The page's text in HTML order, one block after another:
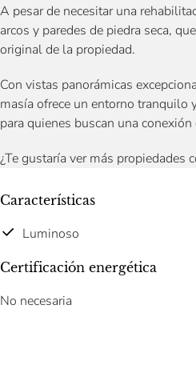
A pesar de necesitar una
arcos y paredes de piedra seca,
original de la propiedad.
Con vistas panorámicas
masía ofrece un entorno tranquilo
para quienes buscan una
¿Te gustaría ver más propiedades
Características
Luminoso
Certificación energética
No necesaria